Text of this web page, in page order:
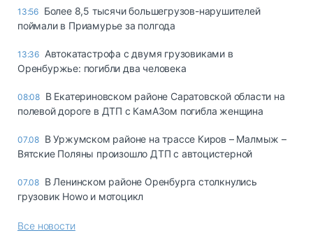
13:56 Более 8,5 тысячи большегрузов-нарушителей
поймали в Приамурье за полгода
13:36 Автокатастрофа с двумя грузовиками в
Оренбуржье: погибли два человека
08:08 В Екатериновском районе Саратовской области на
полевой дороге в ДТП с КамАЗом погибла женщина
07.08 В Уржумском районе на трассе Киров – Малмыж –
Вятские Поляны произошло ДТП с автоцистерной
07.08 В Ленинском районе Оренбурга столкнулись
грузовик Howo и мотоцикл
Все новости